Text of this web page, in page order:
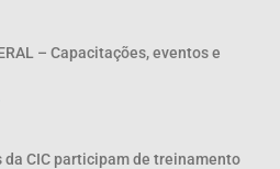
– Capacitações, eventos e
da CIC participam de treinamento